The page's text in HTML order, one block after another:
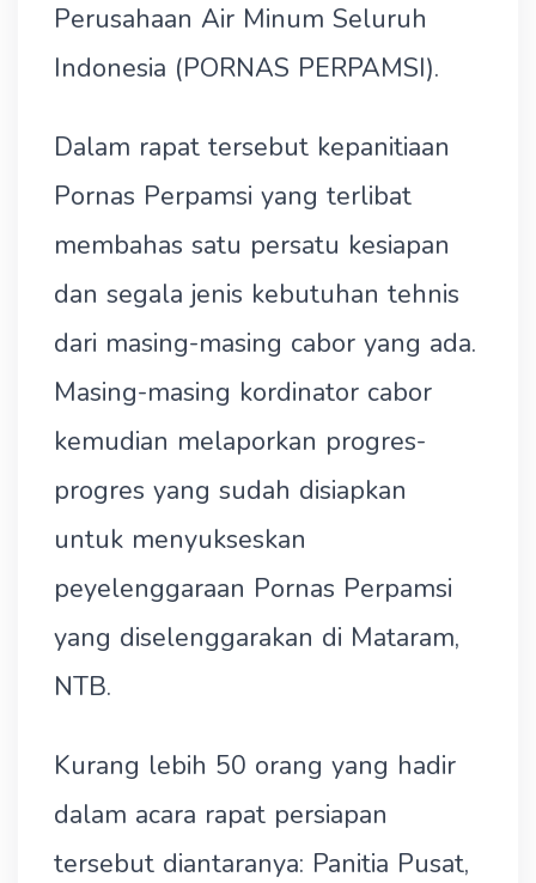
Perusahaan Air Minum Seluruh
Indonesia (PORNAS PERPAMSI).
Dalam rapat tersebut kepanitiaan
Pornas Perpamsi yang terlibat
membahas satu persatu kesiapan
dan segala jenis kebutuhan tehnis
dari masing-masing cabor yang ada.
Masing-masing kordinator cabor
kemudian melaporkan progres-
progres yang sudah disiapkan
untuk menyukseskan
peyelenggaraan Pornas Perpamsi
yang diselenggarakan di Mataram,
NTB.
Kurang lebih 50 orang yang hadir
dalam acara rapat persiapan
tersebut diantaranya: Panitia Pusat,